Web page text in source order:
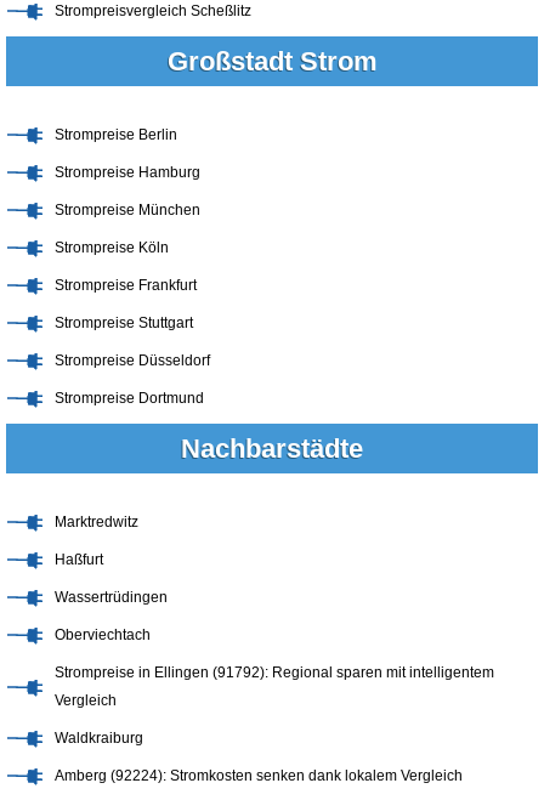
Strompreisvergleich Scheßlitz
Großstadt Strom
Strompreise Berlin
Strompreise Hamburg
Strompreise München
Strompreise Köln
Strompreise Frankfurt
Strompreise Stuttgart
Strompreise Düsseldorf
Strompreise Dortmund
Nachbarstädte
Marktredwitz
Haßfurt
Wassertrüdingen
Oberviechtach
Strompreise in Ellingen (91792): Regional sparen mit intelligentem
Vergleich
Waldkraiburg
Amberg (92224): Stromkosten senken dank lokalem Vergleich